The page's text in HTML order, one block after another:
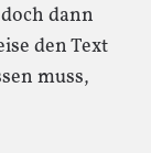
dann
den Text
muss,